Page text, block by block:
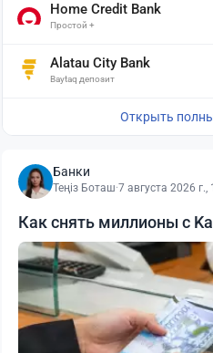
Home Credit Bank
Простой +
Alatau City Bank
Baytaq депозит
Открыть
Банки
Теңіз Боташ·7 августа 2026 г.,
Как снять миллионы с